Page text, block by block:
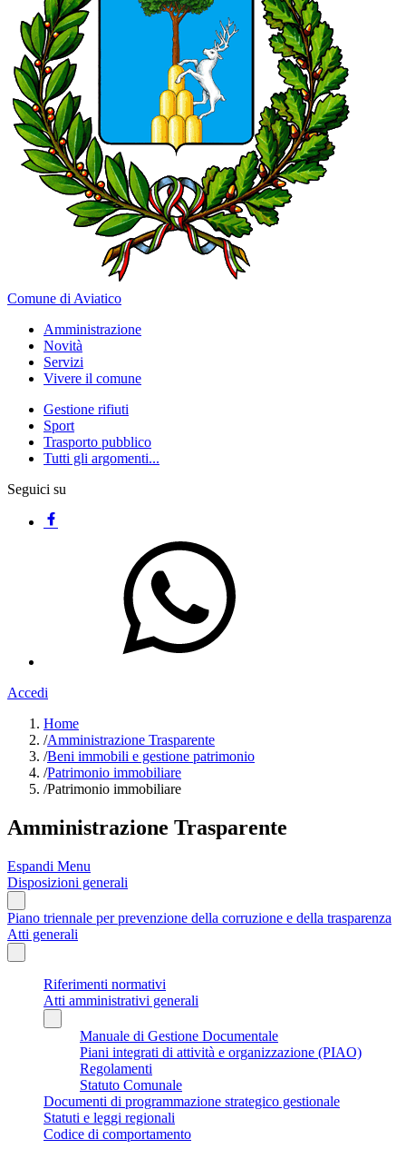
Comune di Aviatico
Amministrazione
Novità
Servizi
Vivere il comune
Gestione rifiuti
Sport
Trasporto pubblico
Tutti gli argomenti...
Seguici su
Accedi
Home
/Amministrazione Trasparente
/Beni immobili e gestione patrimonio
/Patrimonio immobiliare
/Patrimonio immobiliare
Amministrazione Trasparente
Espandi Menu
Disposizioni generali
Piano triennale per prevenzione della corruzione e della trasparenza
Atti generali
Riferimenti normativi
Atti amministrativi generali
Manuale di Gestione Documentale
Piani integrati di attività e organizzazione (PIAO)
Regolamenti
Statuto Comunale
Documenti di programmazione strategico gestionale
Statuti e leggi regionali
Codice di comportamento